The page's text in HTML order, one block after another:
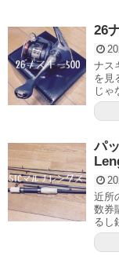
26
ナス
を見
じゃ
パ
近所
数券
るし